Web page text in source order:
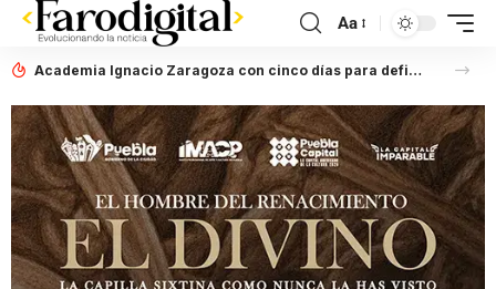
Aa
Academia Ignacio Zaragoza con cinco días para definir situación